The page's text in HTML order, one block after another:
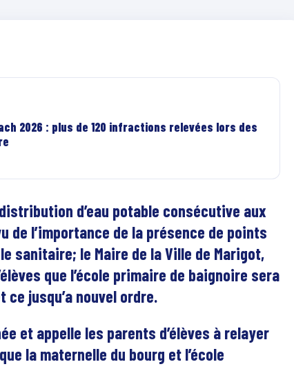
2026 : plus de 120 infractions relevées lors des
d’eau potable consécutive aux
de l’importance de la présence de points
sanitaire; le Maire de la Ville de Marigot,
que l’école primaire de baignoire sera
ce jusqu’a nouvel ordre.
et appelle les parents d’élèves à relayer
la maternelle du bourg et l’école